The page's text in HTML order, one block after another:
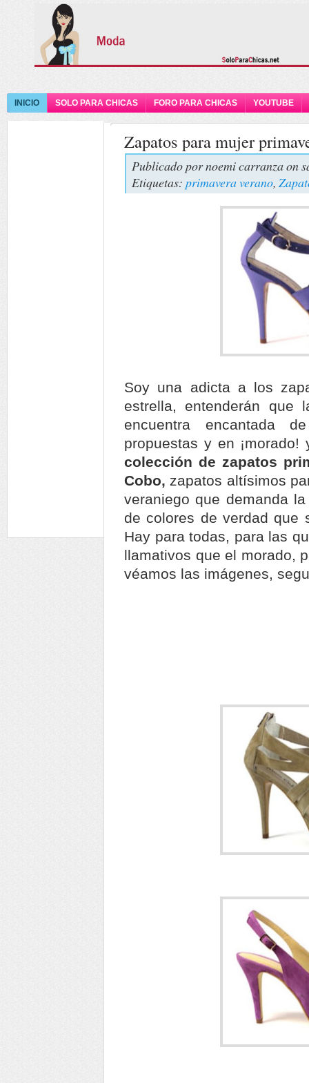
INICIO SOLO PARA CHICAS FORO PARA CHICAS YOUTUBE
Zapatos para mujer
Publicado pornoemi carranzaon
Etiquetas: primavera verano,
Soy una adicta a los
estrella, entenderán que
encuentra encantada
propuestas y en
colección de zapatos
Cobo, zapatos altísimos
veraniego que demanda
de colores de verdad que
Hay para todas, para las
llamativos que el morado,
véamos las imágenes,